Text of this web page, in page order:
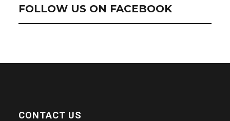
FOLLOW US ON FACEBOOK
CONTACT US